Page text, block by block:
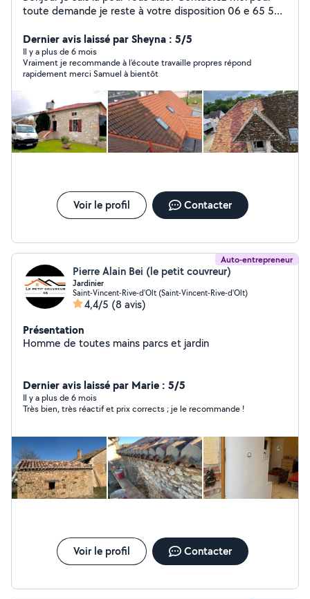
toute demande je reste à votre disposition 06 e 65 55
toiture -*traitement-hydrofuge* -Nettoyage façade -
Nettoyage (changement) gouttière -Nettoyage murets
-Nettoyage terrasse -Nettoyage chéneau couvreur -
Couverture de maison -Changement (pose)de
(aluminium) -Couverture de terrasse -Couverture toit
plat.. -Velux ch -Fuite de toiture -Remplacement de
tuiles -Rénovation de toiture (tuile) peinture -Peinture -
façade -Peinture avant toit (lasure et vernis) -Peinture
engagement ) -Artisans passionné - -prix imbattable-
(Travail de qualité ) Me contacter pour plus de
renseignements
Dernier avis laissé par Sheyna : 5/5
Il y a plus de 6 mois
Vraiment je recommande à l’écoute travaille propres répond
rapidement merci Samuel à bientôt
Voir le profil Contacter
Auto-entrepreneur
Pierre Alain Bei (le petit couvreur)
Jardinier
Saint-Vincent-Rive-d'Olt (Saint-Vincent-Rive-d'Olt)
4,4/5 (8 avis)
Présentation
Homme de toutes mains parcs et jardin
Dernier avis laissé par Marie : 5/5
Il y a plus de 6 mois
Très bien, très réactif et prix corrects ; je le recommande !
Voir le profil Contacter